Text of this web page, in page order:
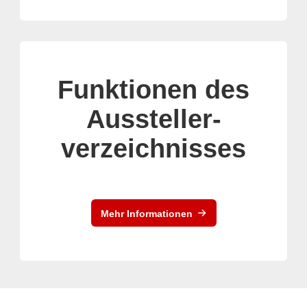
Funktionen des
Aussteller-
verzeichnisses
Mehr Informationen